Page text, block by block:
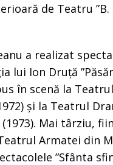
de Teatru ”B.
a realizat
lui Ion Druță
în scenă la
și la Teatrul
Mai târziu,
Armatei din
”Sfânta